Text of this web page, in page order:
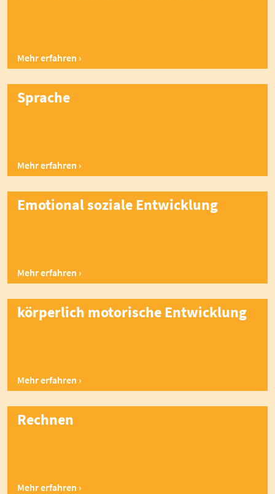
Mehr erfahren
Sprache
Mehr erfahren
Emotional soziale Entwicklung
Mehr erfahren
körperlich motorische Entwicklung
Mehr erfahren
Rechnen
Mehr erfahren